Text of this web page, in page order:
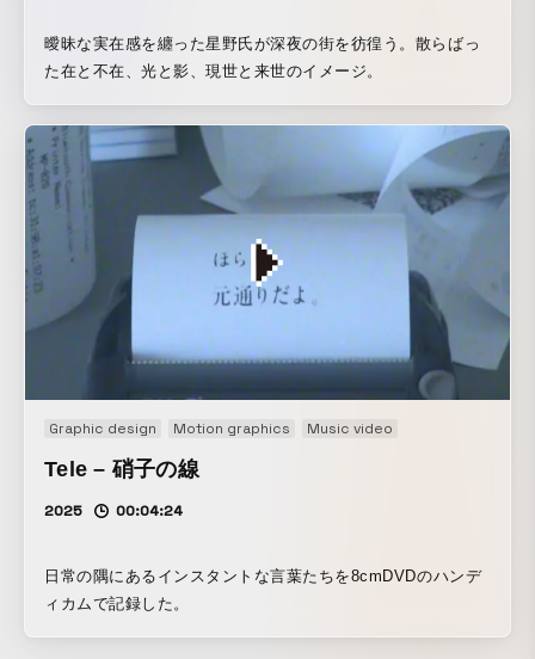
曖昧な実在感を纏った星野氏が深夜の街を彷徨う。散らばっ
た在と不在、光と影、現世と来世のイメージ。
Graphic design Motion graphics Music video
Tele – 硝子の線
2025 00:04:24
日常の隅にあるインスタントな言葉たちを8cmDVDのハンデ
ィカムで記録した。